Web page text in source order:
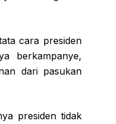
cara presiden
berkampanye,
dari pasukan
presiden tidak